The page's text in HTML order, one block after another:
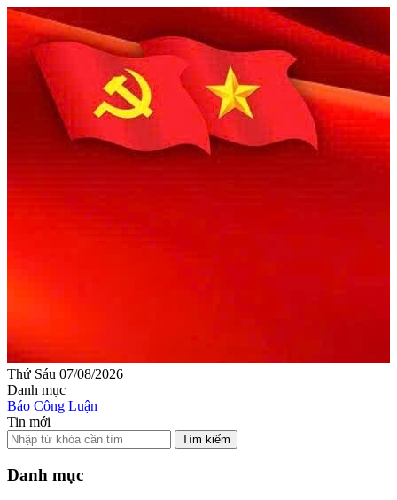
Thứ Sáu 07/08/2026
Danh mục
Báo Công Luận
Tin mới
Tìm kiếm
Danh mục